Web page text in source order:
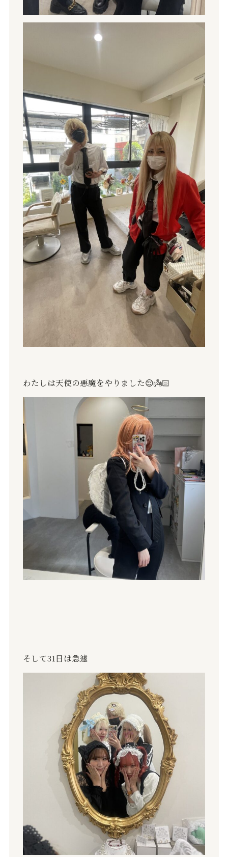
わたしは天使の悪魔をやりました😌👼🏻
そして31日は急遽